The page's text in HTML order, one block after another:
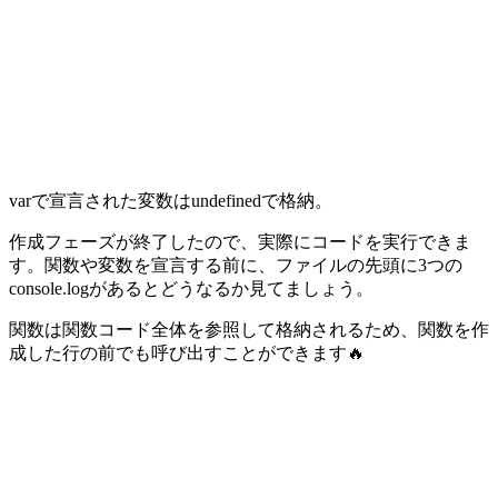
varで宣言された変数はundefinedで格納。
作成フェーズが終了したので、実際にコードを実行できま
す。関数や変数を宣言する前に、ファイルの先頭に3つの
console.logがあるとどうなるか見てましょう。
関数は関数コード全体を参照して格納されるため、関数を作
成した行の前でも呼び出すことができます🔥